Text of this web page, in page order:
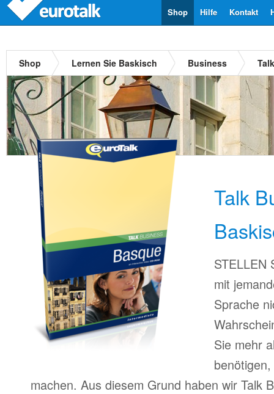
Kontakt
Hilfe
Shop
Shop Lernen Sie Baskisch Business
Talk
STELLEN
mit
Sprache
Sie mehr
machen. Aus diesem Grund haben wir Talk